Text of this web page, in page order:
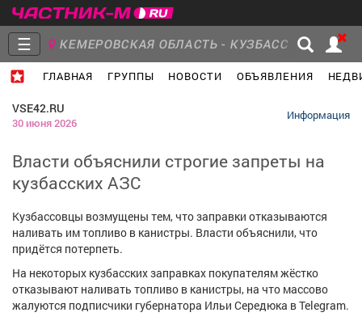
☰ КЕМЕРОВСКАЯ ОБЛАСТЬ - КУЗБАСС
ГЛАВНАЯ ГРУППЫ НОВОСТИ ОБЪЯВЛЕНИЯ
Объявления Недвижимость
Работа Транспорт Компании
VSE42.RU
30 июня 2026
Информация
Власти объяснили строгие запреты на
кузбасских АЗС
Кузбассовцы возмущены тем, что заправки отказываются
наливать им топливо в канистры. Власти объяснили, что
придётся потерпеть.
На некоторых кузбасских заправках покупателям жёстко
отказывают наливать топливо в канистры, на что массово
жалуются подписчики губернатора Ильи Середюка в Telegram.